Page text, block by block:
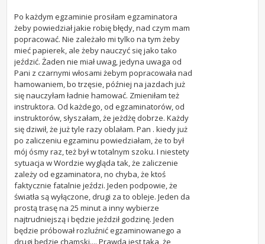
Po każdym egzaminie prosiłam egzaminatora
żeby powiedział jakie robię błędy, nad czym mam
popracować. Nie zależało mi tylko na tym żeby
mieć papierek, ale żeby nauczyć się jako tako
jeździć. Żaden nie miał uwag, jedyna uwaga od
Pani z czarnymi włosami żebym popracowała nad
hamowaniem, bo trzęsie, później na jazdach już
się nauczyłam ładnie hamować. Zmieniłam też
instruktora. Od każdego, od egzaminatorów, od
instruktorów, słyszałam, że jeżdżę dobrze. Każdy
się dziwił, że już tyle razy oblałam. Pan . kiedy już
po zaliczeniu egzaminu powiedziałam, że to był
mój ósmy raz, też był w totalnym szoku. I niestety
sytuacja w Wordzie wygląda tak, że zaliczenie
zależy od egzaminatora, no chyba, że ktoś
faktycznie fatalnie jeździ. Jeden podpowie, że
światła są wyłączone, drugi za to obleje. Jeden da
prostą trasę na 25 minut a inny wybierze
najtrudniejszą i będzie jeździł godzinę. Jeden
będzie próbował rozluźnić egzaminowanego a
drugi będzie chamski.... Prawda jest taka, że